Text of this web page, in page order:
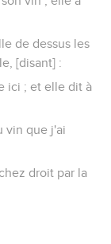
de dessus les
[disant] :
ici ; et elle dit à
vin que j'ai
droit par la